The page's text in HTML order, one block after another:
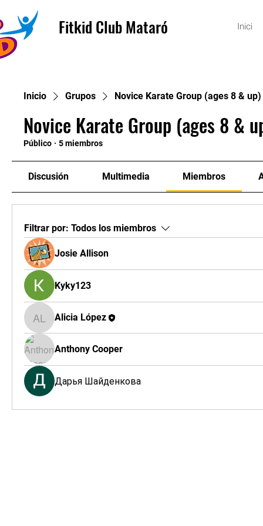
Inici
Fitkid Club Mataró
Inicio Grupos Novice Karate Group (ages 8 & up)
Novice Karate Group (ages 8 &
Público · 5 miembros
Discusión Multimedia Miembros
Filtrar por: Todos los miembros
Josie Allison
Kyky123
Alicia López
Alicia López
Anthony Cooper
Дарья Шайденкова